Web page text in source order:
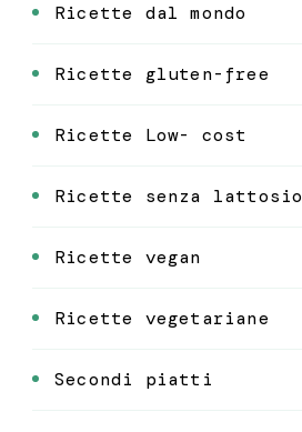
Ricette dal mondo
Ricette gluten-free
Ricette Low- cost
Ricette senza lattosio
Ricette vegan
Ricette vegetariane
Secondi piatti